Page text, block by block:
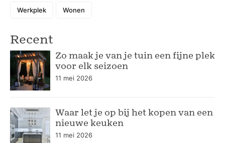
Werkplek Wonen
Recent
Zo maak je van je tuin een fijne plek
voor elk seizoen
11 mei 2026
Waar let je op bij het kopen van een
nieuwe keuken
11 mei 2026